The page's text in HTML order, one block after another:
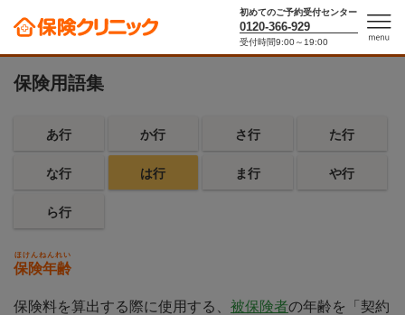
10秒で保険料がわかる！保険シミュレーター
初めてのご予約受付センター
0120-366-929
受付時間9:00～19:00
保険用語集
あ行 か行 さ行 た行
な行 は行 ま行 や行
ら行
保険年齢
ほけんねんれい
保険料を算出する際に使用する、 被保険者の年齢を「契約